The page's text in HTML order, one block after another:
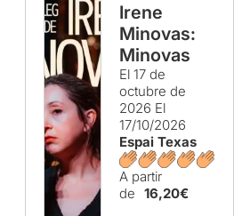
Irene
Minovas:
Minovas
El 17 de
octubre de
2026 El
17/10/2026
Espai Texas
A partir
de 16,20€